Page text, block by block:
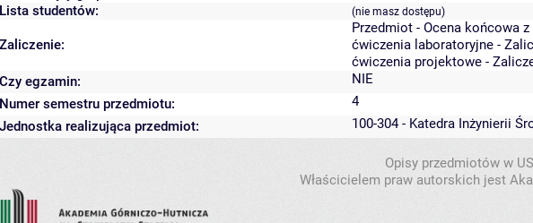
Lista studentów:
(nie masz dostępu)
Zaliczenie:
Przedmiot - Ocena końcowa
ćwiczenia laboratoryjne -
ćwiczenia projektowe -
Czy egzamin:
NIE
Numer semestru przedmiotu:
4
Jednostka realizująca przedmiot:
100-304 - Katedra Inżynierii
Opisy przedmiotów w
Właścicielem praw autorskich jest